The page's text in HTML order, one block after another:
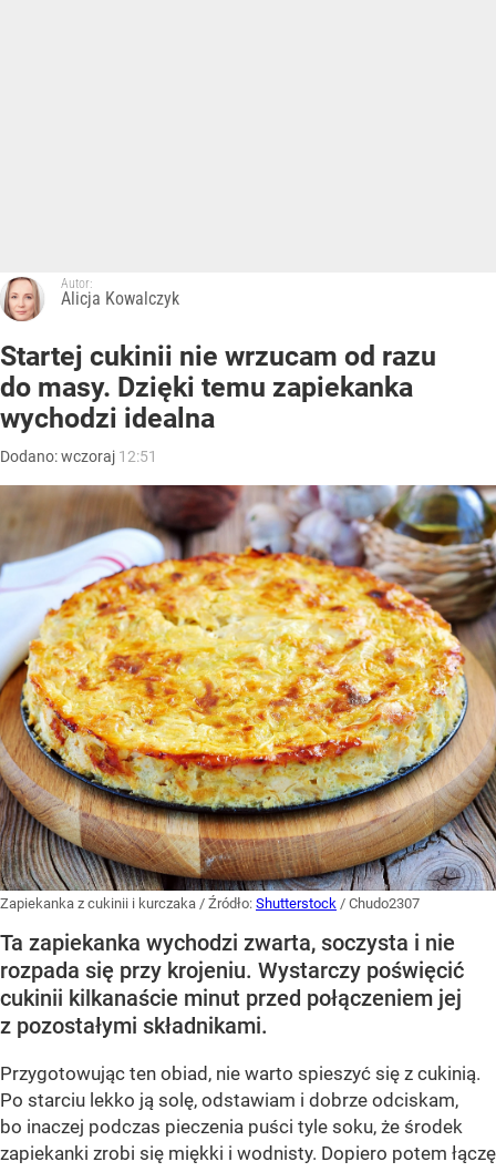
Autor:
Alicja Kowalczyk
Startej cukinii nie wrzucam od razu
do masy. Dzięki temu zapiekanka
wychodzi idealna
Dodano:wczoraj 12:51
Zapiekanka z cukinii i kurczaka / Źródło: Shutterstock / Chudo2307
Ta zapiekanka wychodzi zwarta, soczysta i nie
rozpada się przy krojeniu. Wystarczy poświęcić
cukinii kilkanaście minut przed połączeniem jej
z pozostałymi składnikami.
Przygotowując ten obiad, nie warto spieszyć się z cukinią.
Po starciu lekko ją solę, odstawiam i dobrze odciskam,
bo inaczej podczas pieczenia puści tyle soku, że środek
zapiekanki zrobi się miękki i wodnisty. Dopiero potem łączę